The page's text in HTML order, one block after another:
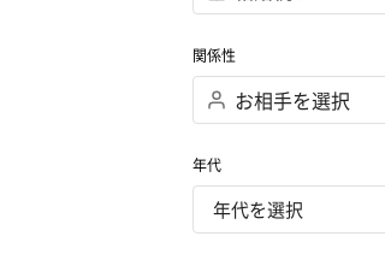
関係性
年代